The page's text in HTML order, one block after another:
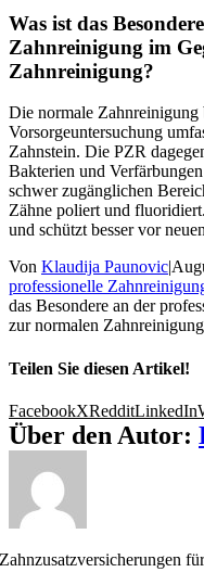
Was ist das
Zahnreinigung im
Zahnreinigung?
Die normale Zahnreinigung
Vorsorgeuntersuchung
Zahnstein. Die PZR
Bakterien und
schwer zugänglichen
Zähne poliert und
und schützt besser vor
Von Klaudija Paunovic|
professionelle
das Besondere an der
zur normalen
Teilen Sie diesen Artikel!
FacebookXRedditLinkedIn
Über den Autor:
Zahnzusatzversicherungen